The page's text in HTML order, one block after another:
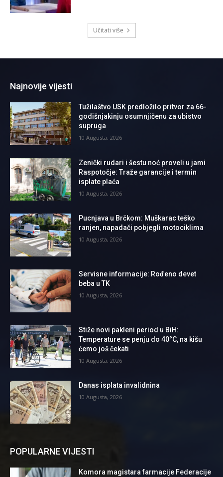
Učitati više
Najnovije vijesti
Tužilaštvo USK predložilo pritvor za 66-
godišnjakinju osumnjičenu za ubistvo
supruga
10 Augusta, 2026
Zenički rudari i šestu noć proveli u jami
Raspotočje: Traže garancije i termin
isplate plaća
10 Augusta, 2026
Pucnjava u Brčkom: Muškarac teško
ranjen, napadači pobjegli motociklima
10 Augusta, 2026
Servisne informacije: Rođeno devet
beba u TK
10 Augusta, 2026
Stiže novi pakleni period u BiH:
Temperature se penju do 40°C, na kišu
ćemo još čekati
10 Augusta, 2026
Danas isplata invalidnina
10 Augusta, 2026
POPULARNE VIJESTI
Komora magistara farmacije Federacije